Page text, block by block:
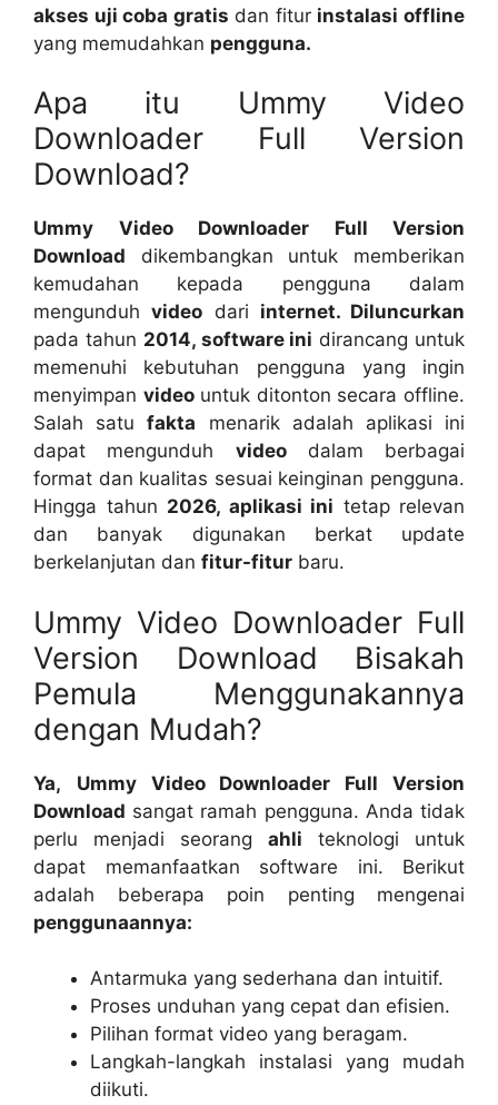
akses uji coba gratis dan fitur instalasi offline
yang memudahkan pengguna.
Apa itu Ummy Video
Downloader Full Version
Download?
Ummy Video Downloader Full Version
Download dikembangkan untuk memberikan
kemudahan kepada pengguna dalam
mengunduhvideo dari internet. Diluncurkan
pada tahun 2014, software ini dirancang untuk
memenuhi kebutuhan pengguna yang ingin
menyimpan videountuk ditonton secara offline.
Salah satufakta menarik adalah aplikasi ini
dapat mengunduh videodalam berbagai
format dan kualitas sesuai keinginan pengguna.
Hingga tahun 2026, aplikasi ini tetap relevan
dan banyak digunakan berkat update
berkelanjutan dan fitur-fitur baru.
Ummy Video Downloader Full
Version Download Bisakah
Pemula Menggunakannya
dengan Mudah?
Ya,
Ummy Video Downloader Full Version
Download sangat ramah pengguna. Anda tidak
perlu menjadi seorang ahli teknologi untuk
dapat memanfaatkan software ini. Berikut
adalah beberapa poin penting mengenai
penggunaannya:
Antarmuka yang sederhana dan intuitif.
Proses unduhan yang cepat dan efisien.
Pilihan format video yang beragam.
Langkah-langkah instalasi yang mudah
diikuti.